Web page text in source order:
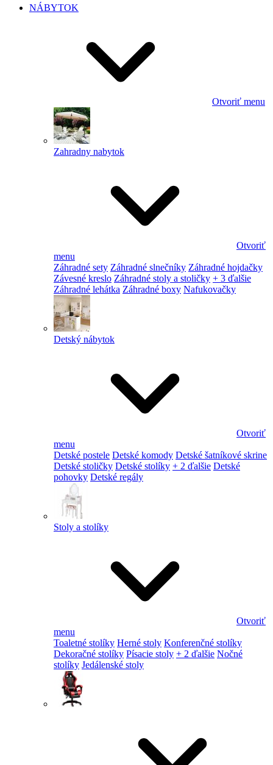
NÁBYTOK
Otvoriť menu
Zahradny nabytok
Otvoriť
menu
Záhradné sety Záhradné slnečníky Záhradné hojdačky
Závesné kreslo Záhradné stoly a stoličky + 3 ďalšie
Záhradné lehátka Záhradné boxy Nafukovačky
Detský nábytok
Otvoriť
menu
Detské postele Detské komody Detské šatníkové skrine
Detské stoličky Detské stolíky + 2 ďalšie Detské
pohovky Detské regály
Stoly a stolíky
Otvoriť
menu
Toaletné stolíky Herné stoly Konferenčné stolíky
Dekoračné stolíky Písacie stoly + 2 ďalšie Nočné
stolíky Jedálenské stoly